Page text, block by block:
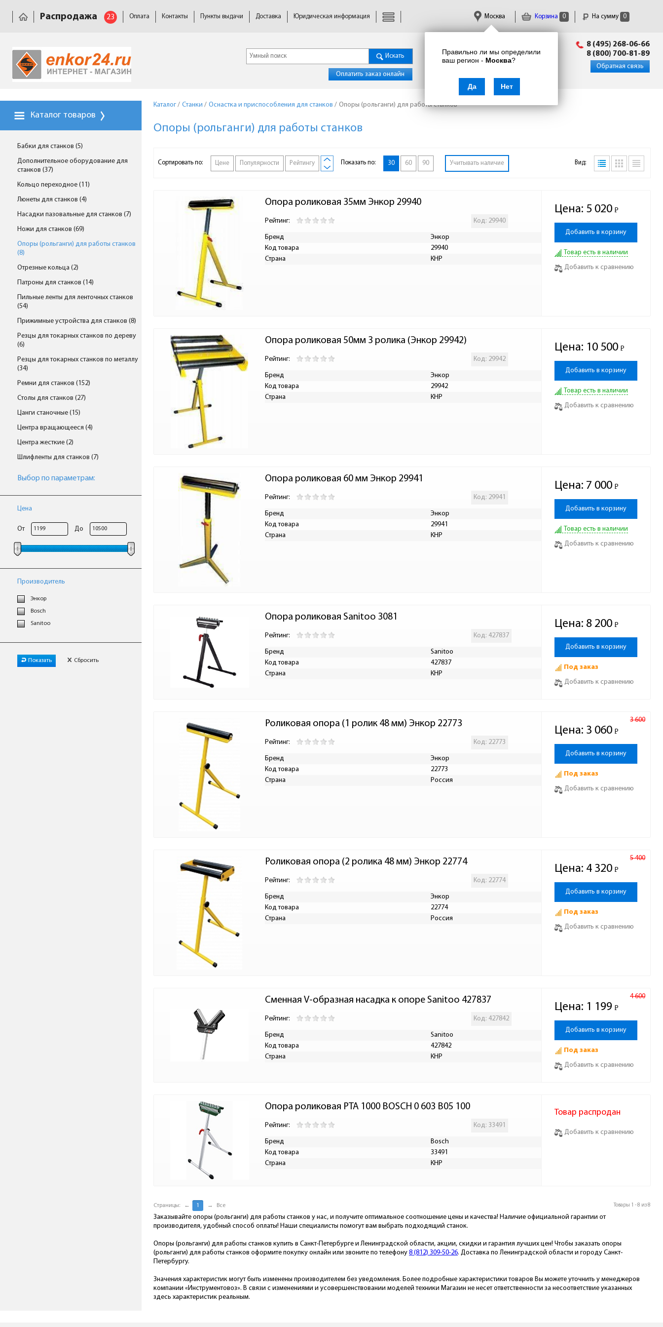
Корзина 0 На сумму 0
Правильно ли мы определили
ваш регион - Москва?
Да Нет
Москва
Распродажа 23 Оплата Контакты Пункты выдачи Доставка Юридическая информация
Искать
Оплатить заказ онлайн
info@enkor24.ru
8 (495) 268-06-66
8 (800) 700-81-89
Обратная связь
Каталог товаров
Бабки для станков (5)
Дополнительное оборудование для
станков (37)
Кольцо переходное (11)
Люнеты для станков (4)
Насадки пазовальные для станков (7)
Ножи для станков (69)
Опоры (рольганги) для работы станков
(8)
Отрезные кольца (2)
Патроны для станков (14)
Пильные ленты для ленточных станков
(54)
Прижимные устройства для станков (8)
Резцы для токарных станков по дереву
(6)
Резцы для токарных станков по металлу
(34)
Ремни для станков (152)
Столы для станков (27)
Цанги станочные (15)
Центра вращающееся (4)
Центра жесткие (2)
Шлифленты для станков (7)
Выбор по параметрам:
Цена
От До
Производитель
Энкор
Bosch
Sanitoo
Показать Сбросить
Каталог / Станки / Оснастка и приспособления для станков / Опоры (рольганги) для работы станков
Опоры (рольганги) для работы станков
Сортировать по: Цене Популярности Рейтингу Показать по: 30 60 90 Учитывать наличие Вид:
Опора роликовая 35мм Энкор 29940
Рейтинг: Код: 29940
Бренд
Энкор
Код товара
29940
Страна
КНР
Цена: 5 020 Р
-
Добавить в корзину
Товар есть в наличии
Добавить к сравнению
Опора роликовая 50мм 3 ролика (Энкор 29942)
Рейтинг: Код: 29942
Бренд
Энкор
Код товара
29942
Страна
КНР
Цена: 10 500 Р
-
Добавить в корзину
Товар есть в наличии
Добавить к сравнению
Опора роликовая 60 мм Энкор 29941
Рейтинг: Код: 29941
Бренд
Энкор
Код товара
29941
Страна
КНР
Цена: 7 000 Р
-
Добавить в корзину
Товар есть в наличии
Добавить к сравнению
Опора роликовая Sanitoo 3081
Рейтинг: Код: 427837
Бренд
Sanitoo
Код товара
427837
Страна
КНР
Цена: 8 200 Р
-
Добавить в корзину
Под заказ
Добавить к сравнению
Роликовая опора (1 ролик 48 мм) Энкор 22773
Рейтинг: Код: 22773
Бренд
Энкор
Код товара
22773
Страна
Россия
Цена:
3 600
3 060 Р
-
Добавить в корзину
Под заказ
Добавить к сравнению
Роликовая опора (2 ролика 48 мм) Энкор 22774
Рейтинг: Код: 22774
Бренд
Энкор
Код товара
22774
Страна
Россия
Цена:
5 400
4 320 Р
-
Добавить в корзину
Под заказ
Добавить к сравнению
Сменная V-образная насадка к опоре Sanitoo 427837
Рейтинг: Код: 427842
Бренд
Sanitoo
Код товара
427842
Страна
КНР
Цена:
4 600
1 199 Р
-
Добавить в корзину
Под заказ
Добавить к сравнению
Опора роликовая PTA 1000 BOSCH 0 603 B05 100
Рейтинг: Код: 33491
Бренд
Bosch
Код товара
33491
Страна
КНР
Товар распродан
Добавить к сравнению
Товары 1 - 8 из 8
Страницы: ← 1 → Все
Заказывайте опоры (рольганги) для работы станков у нас, и получите оптимальное соотношение цены и качества! Наличие официальной гарантии от
производителя, удобный способ оплаты! Наши специалисты помогут вам выбрать подходящий станок.
Опоры (рольганги) для работы станков купить в Санкт-Петербурге и Ленинградской области, акции, скидки и гарантия лучших цен! Чтобы заказать опоры
(рольганги) для работы станков оформите покупку онлайн или звоните по телефону 8 (812) 309-50-26. Доставка по Ленинградской области и городу Санкт-
Петербургу.
Значения характеристик могут быть изменены производителем без уведомления. Более подробные характеристики товаров Вы можете уточнить у менеджеров
компании «Инструментовоз». В связи с изменениями и усовершенствовании моделей техники Магазин не несет ответственности за несоответствие указанных
здесь характеристик реальным.